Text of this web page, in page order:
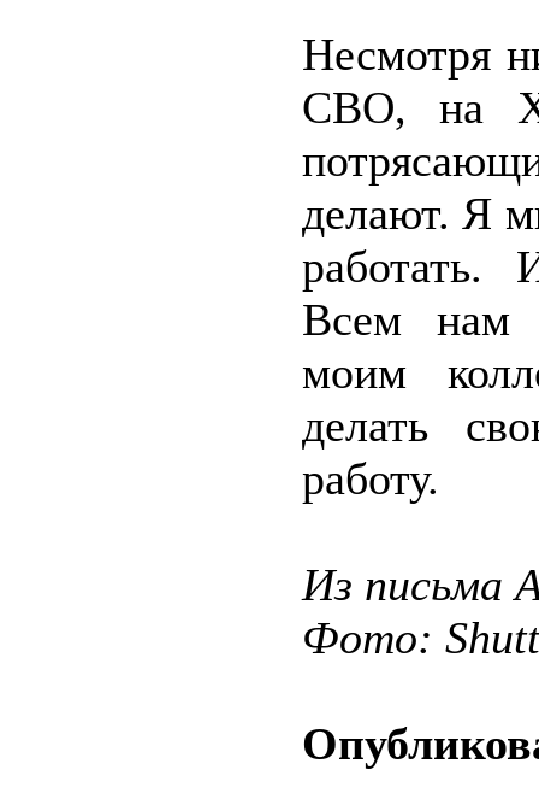
Несмотря
СВО, на
делают. Я
работать.
Всем нам
моим
делать
работу.
Из письма
Фото: